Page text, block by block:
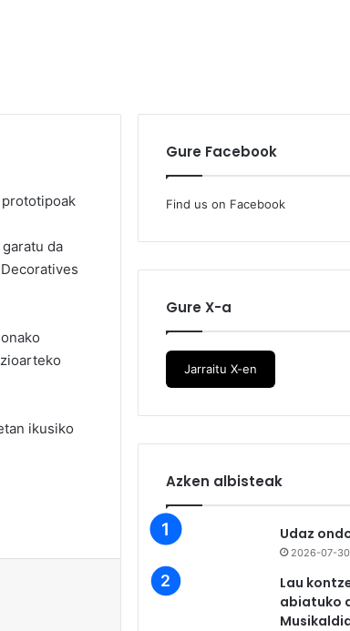
da
ikusiko
Gure Facebook
Find us on Facebook
Gure X-a
Jarraitu X-en
Azken albisteak
Udaz
2026-07-30
Lau
abiatuko